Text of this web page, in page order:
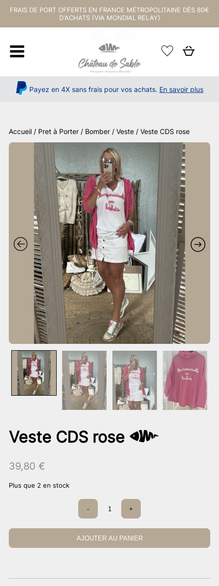
FRAIS DE PORT OFFERTS EN FRANCE MÉTROPOLITAINE DÈS 80€
D'ACHATS (VIA MONDIAL RELAY)
Payez en 4X sans frais pour vos achats. En savoir plus
Accueil / Pret à Porter / Bomber / Veste / Veste CDS rose
Veste CDS rose
39,80 €
Plus que 2 en stock
quantité
Veste
CDS
rose
- +
AJOUTER AU PANIER